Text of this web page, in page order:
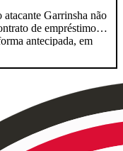
Garrinsha não
de empréstimo
antecipada, em
sucesso na sequência